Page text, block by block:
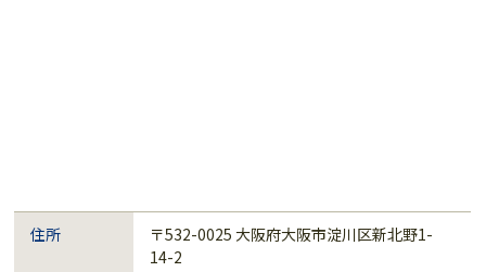
住所
〒532-0025 大阪府大阪市淀川区新北野1-
14-2